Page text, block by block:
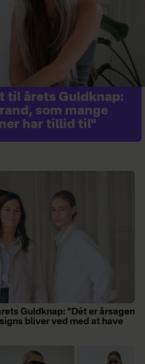
til årets Guldknap:
som mange
har tillid til"
Guldknap: "Dét er årsagen
bliver ved med at have